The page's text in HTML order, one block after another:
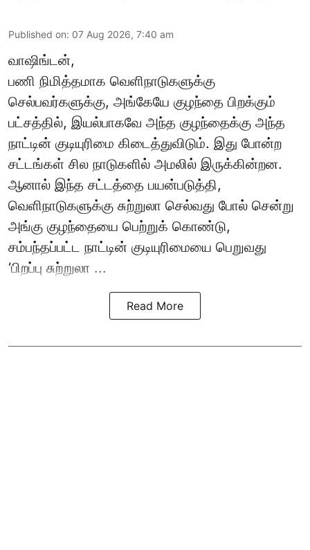
Published on: 07 Aug 2026, 7:40 am
வாஷிங்டன்,
பணி நிமித்தமாக வெளிநாடுகளுக்கு
செல்பவர்களுக்கு, அங்கேயே குழந்தை பிறக்கும்
பட்சத்தில், இயல்பாகவே அந்த குழந்தைக்கு அந்த
நாட்டின் குடியுரிமை கிடைத்துவிடும். இது போன்ற
சட்டங்கள் சில நாடுகளில் அமலில் இருக்கின்றன.
ஆனால் இந்த சட்டத்தை பயன்படுத்தி,
வெளிநாடுகளுக்கு சுற்றுலா செல்வது போல் சென்று
அங்கு குழந்தையை பெற்றுக் கொண்டு,
சம்பந்தப்பட்ட நாட்டின் குடியுரிமையை பெறுவது
‘பிறப்பு சுற்றுலா ...
Read More